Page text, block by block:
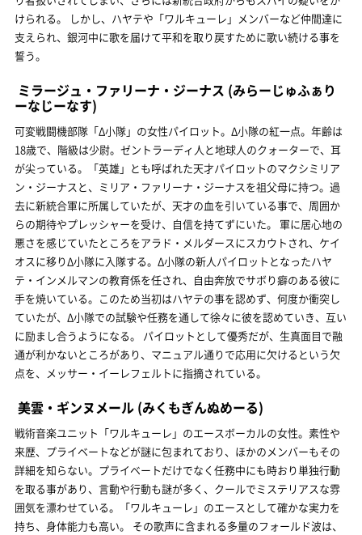
けられる。 しかし、ハヤテや「ワルキューレ」メンバーなど仲間達に
支えられ、銀河中に歌を届けて平和を取り戻すために歌い続ける事を
誓う。
ミラージュ・ファリーナ・ジーナス (みらーじゅふぁり
ーなじーなす)
可変戦闘機部隊「Δ小隊」の女性パイロット。Δ小隊の紅一点。年齢は
18歳で、階級は少尉。ゼントラーディ人と地球人のクォーターで、耳
が尖っている。「英雄」とも呼ばれた天才パイロットのマクシミリア
ン・ジーナスと、ミリア・ファリーナ・ジーナスを祖父母に持つ。過
去に新統合軍に所属していたが、天才の血を引いている事で、周囲か
らの期待やプレッシャーを受け、自信を持てずにいた。 軍に居心地の
悪さを感じていたところをアラド・メルダースにスカウトされ、ケイ
オスに移りΔ小隊に入隊する。Δ小隊の新人パイロットとなったハヤ
テ・インメルマンの教育係を任され、自由奔放でサボり癖のある彼に
手を焼いている。このため当初はハヤテの事を認めず、何度か衝突し
ていたが、Δ小隊での試験や任務を通して徐々に彼を認めていき、互い
に励まし合うようになる。 パイロットとして優秀だが、生真面目で融
通が利かないところがあり、マニュアル通りで応用に欠けるという欠
点を、メッサー・イーレフェルトに指摘されている。
美雲・ギンヌメール (みくもぎんぬめーる)
戦術音楽ユニット「ワルキューレ」のエースボーカルの女性。素性や
来歴、プライベートなどが謎に包まれており、ほかのメンバーもその
詳細を知らない。プライベートだけでなく任務中にも時おり単独行動
を取る事があり、言動や行動も謎が多く、クールでミステリアスな雰
囲気を漂わせている。「ワルキューレ」のエースとして確かな実力を
持ち、身体能力も高い。 その歌声に含まれる多量のフォールド波は、